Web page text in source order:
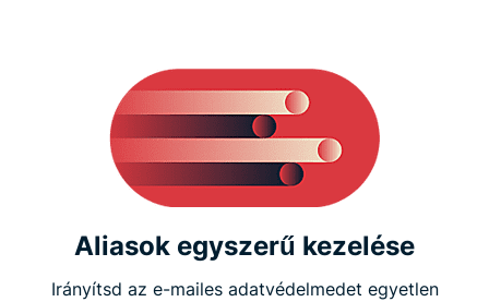
Aliasok egyszerű kezelése
Irányítsd az e-mailes adatvédelmedet egyetlen